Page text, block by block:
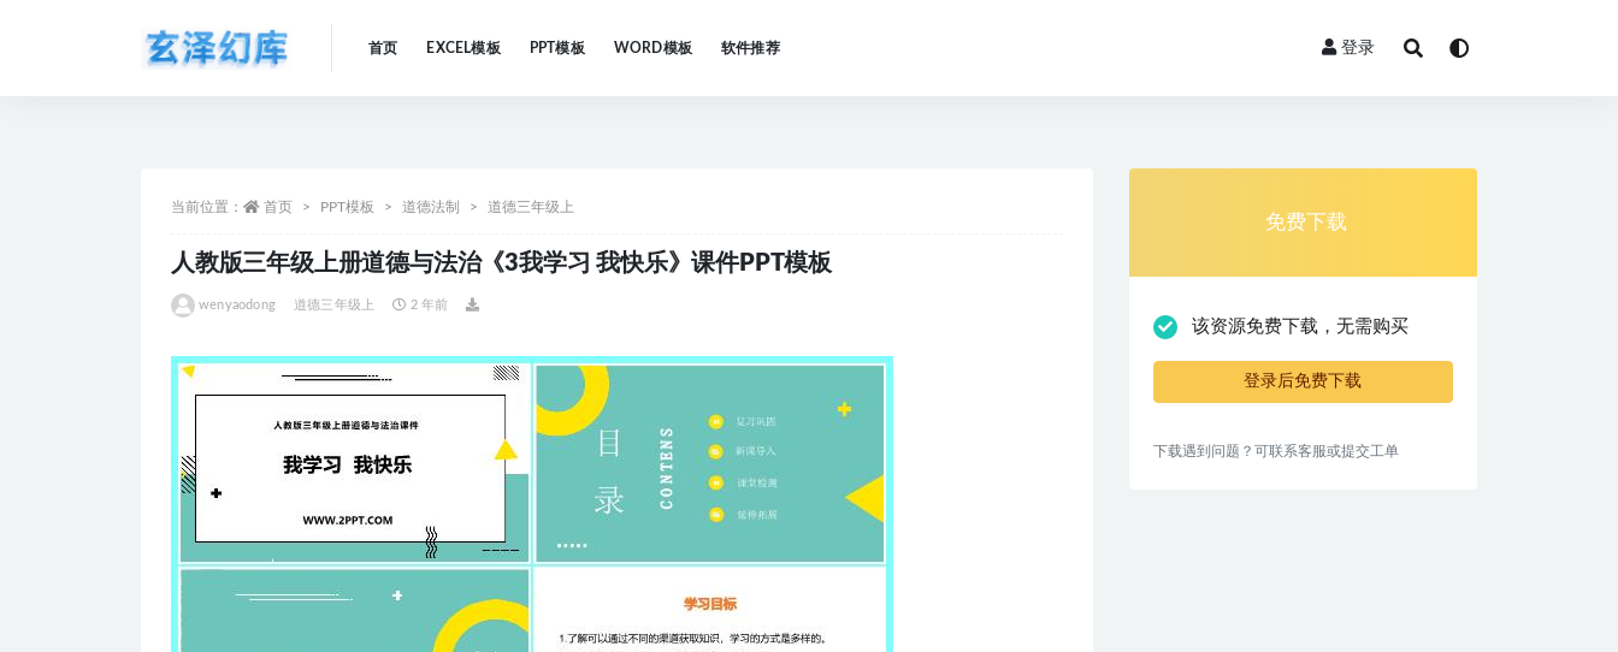
首页 EXCEL模板 PPT模板 WORD模板 软件推荐 登录
当前位置： 首页 PPT模板 道德法制 道德三年级上
人教版三年级上册道德与法治《3我学习 我快乐》课件PPT模板
wenyaodong 道德三年级上 2 年前
免费下载
该资源免费下载，无需购买
登录后免费下载
下载遇到问题？可联系客服或提交工单